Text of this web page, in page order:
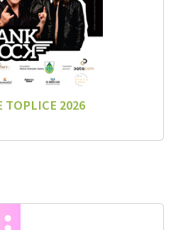
TOPLICE 2026